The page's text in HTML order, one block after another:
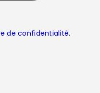
de confidentialité.